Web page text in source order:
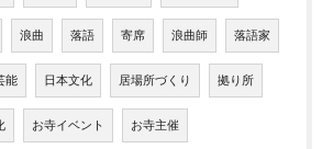
浪曲 落語 寄席 浪曲師 落語家
能 日本文化 居場所づくり 拠り所
お寺イベント お寺主催